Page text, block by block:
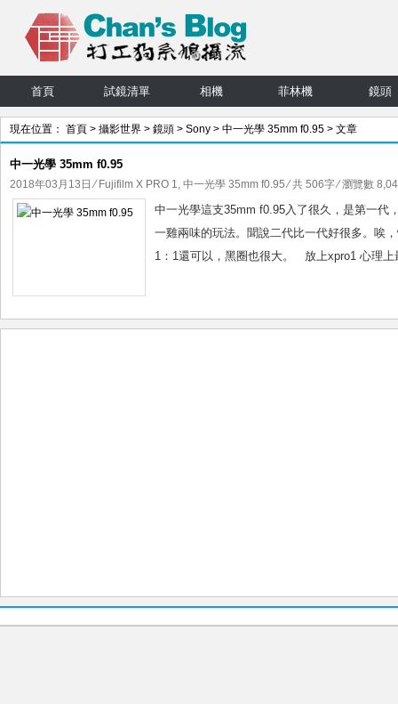
首頁 試鏡清單 相機 菲林機 鏡頭
現在位置： 首頁 > 攝影世界 > 鏡頭 > Sony > 中一光學 35mm f0.95 > 文章
中一光學 35mm f0.95
2018年03月13日 ⁄ Fujifilm X PRO 1, 中一光學 35mm f0.95⁄ 共 506字 ⁄ 瀏覽數
中一光學這支35mm f0.95入了很久，是第一代
一雞兩味的玩法。聞說二代比一代好很多。唉
1：1還可以，黑圈也很大。 放上xpro1 心理